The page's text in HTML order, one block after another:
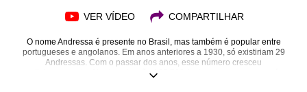
VER VÍDEO COMPARTILHAR
O nome Andressa é presente no Brasil, mas também é popular entre
portugueses e angolanos. Em anos anteriores a 1930, só existiriam 29
Andressas. Com o passar dos anos, esse número cresceu
vertiginosamente. Atualmente, são 185.738 Andressas em nosso país.